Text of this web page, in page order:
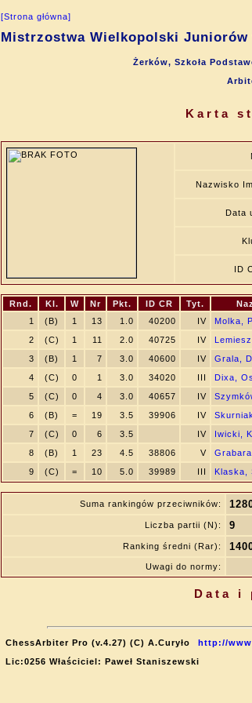
[Strona główna]
Mistrzostwa Wielkopolski Juniorów
Żerków, Szkoła
Karta
Nazwisko
Data
ID
Rnd. Kl. W Nr Pkt. ID CR Tyt.
1
(B) 1 13 1.0 40200 IV Molka,
2
(C) 1 11 2.0 40725 IV
3
(B) 1 7 3.0 40600 IV Grala,
4
(C) 0 1 3.0 34020 III Dixa,
5
(C) 0 4 3.0 40657 IV
6
(B) = 19 3.5 39906 IV
7
(C) 0 6 3.5 IV Iwicki,
8
(B) 1 23 4.5 38806 V
9
(C) = 10 5.0 39989 III Klaska,
Suma rankingów przeciwników:
Liczba partii (N): 9
Ranking średni (Rar):
Uwagi do normy:
Data i
ChessArbiter Pro (v.4.27) (C) A.Curyło
http://
Lic:0256 Właściciel: Paweł Staniszewski